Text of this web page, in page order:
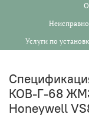
Услуги по
КОВ-Г-68
Honeywell